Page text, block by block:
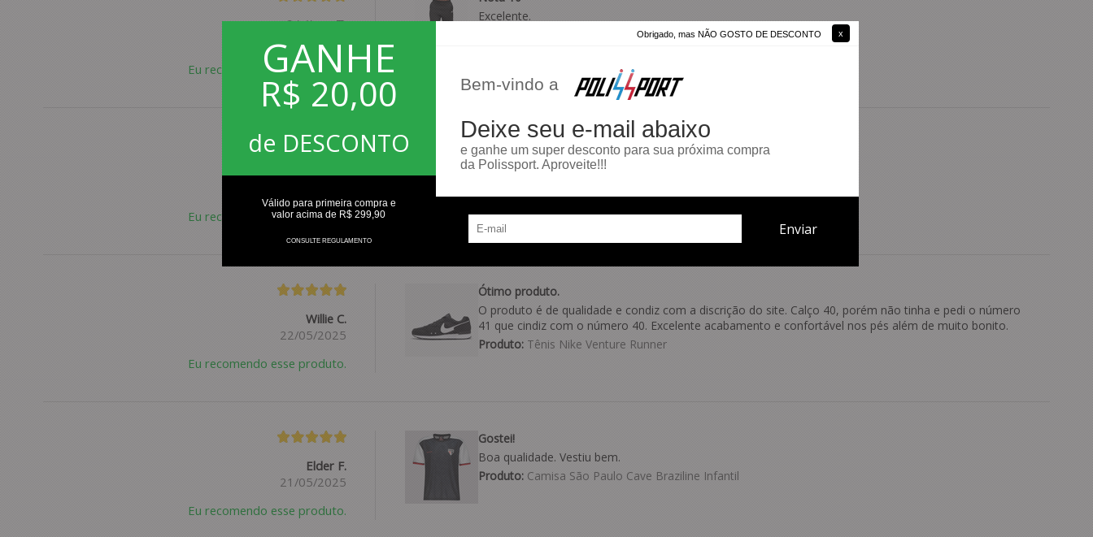
Obrigado, mas NÃO GOSTO DE DESCONTO
GANHE
R$ 20,00
de DESCONTO
Válido para primeira compra e
valor acima de R$ 299,90
CONSULTE REGULAMENTO
Bem-vindo a
Deixe seu e-mail abaixo
e ganhe um super desconto para sua próxima compra
da Polissport. Aproveite!!!
Cristiano T.
09/09/2025
Eu recomendo esse produto.
Excelente.
Calça Speedo Jogger Mescla
Paulo S.
Eu recomendo esse produto.
Bom parabéns
Parabéns
Willie C.
22/05/2025
Eu recomendo esse produto.
Ótimo produto.
O produto é de qualidade e condiz com a discrição do site. Calço 40, porém não tinha e pedi o número
41 que cindiz com o número 40. Excelente acabamento e confortável nos pés além de muito bonito.
Produto:Tênis Nike Venture Runner
Elder F.
21/05/2025
Eu recomendo esse produto.
Gostei!
Boa qualidade. Vestiu bem.
Produto:Camisa São Paulo Cave Braziline Infantil